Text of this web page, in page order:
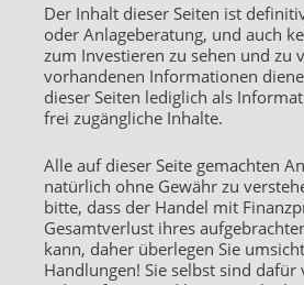
Der Inhalt dieser Seiten ist
oder Anlageberatung, und auch
zum Investieren zu sehen und zu
vorhandenen Informationen
dieser Seiten lediglich als
frei zugängliche Inhalte.
Alle auf dieser Seite gemachten
natürlich ohne Gewähr zu
bitte, dass der Handel mit
Gesamtverlust ihres
kann, daher überlegen Sie
Handlungen! Sie selbst sind